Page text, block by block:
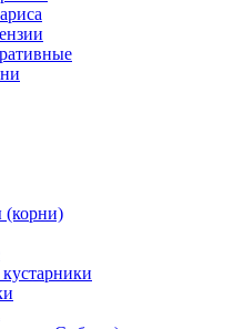
(корни)